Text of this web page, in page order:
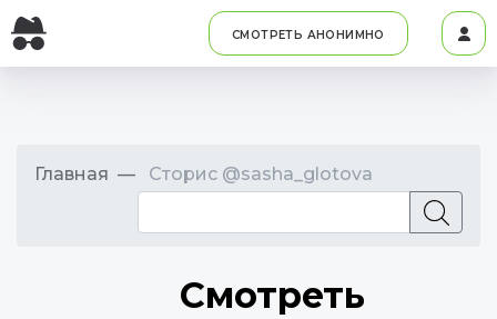
СМОТРЕТЬ АНОНИМНО
Главная Сторис @sasha_glotova
Смотреть